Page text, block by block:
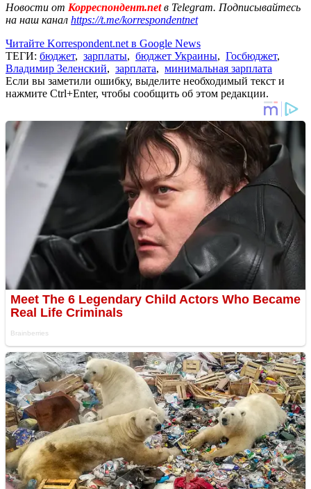
Новости от Корреспондент.netв Telegram. Подписывайтесь
на наш канал https://t.me/korrespondentnet
Читайте Korrespondent.net в Google News
ТЕГИ: бюджет, зарплаты, бюджет Украины, Госбюджет,
Владимир Зеленский, зарплата, минимальная зарплата
Если вы заметили ошибку, выделите необходимый текст и
нажмите Ctrl+Enter, чтобы сообщить об этом редакции.